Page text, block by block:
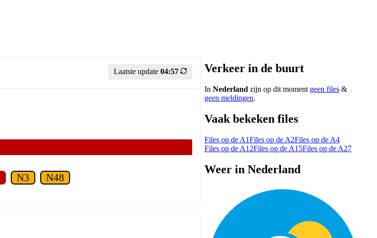
Laatste update 04:57
N3 N48
Verkeer in de buurt
In Nederland zijn op dit moment geen files &
geen meldingen.
Vaak bekeken files
Files op de A1Files op de A2Files op de A4
Files op de A12Files op de A15Files op de A27
Weer in Nederland